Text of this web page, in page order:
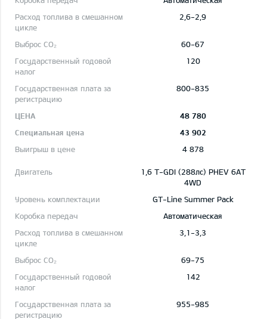
2,6-2,9
60-67
120
800-835
48 780
43 902
4 878
1,6 T-GDI (288лс) PHEV 6AT
4WD
GT-Line Summer Pack
Автоматическая
3,1-3,3
69-75
142
955-985